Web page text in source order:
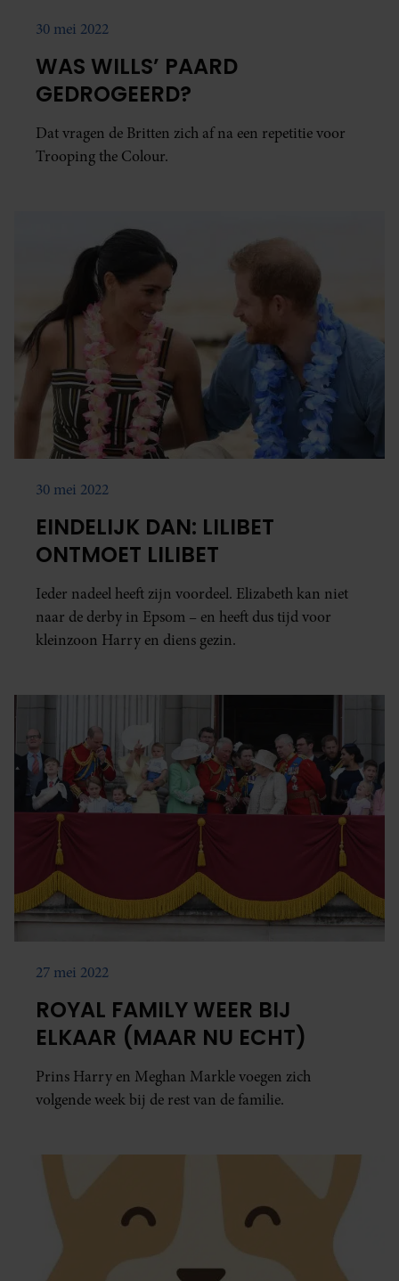
30 mei 2022
WAS WILLS’ PAARD
GEDROGEERD?
Dat vragen de Britten zich af na een repetitie voor
Trooping the Colour.
30 mei 2022
EINDELIJK DAN: LILIBET
ONTMOET LILIBET
Ieder nadeel heeft zijn voordeel. Elizabeth kan niet
naar de derby in Epsom – en heeft dus tijd voor
kleinzoon Harry en diens gezin.
27 mei 2022
ROYAL FAMILY WEER BIJ
ELKAAR (MAAR NU ECHT)
Prins Harry en Meghan Markle voegen zich
volgende week bij de rest van de familie.